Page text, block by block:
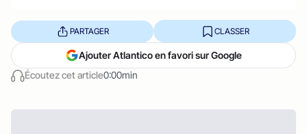
Écoutez cet article0:00min
PARTAGER CLASSER
Ajouter Atlantico en favori sur Google